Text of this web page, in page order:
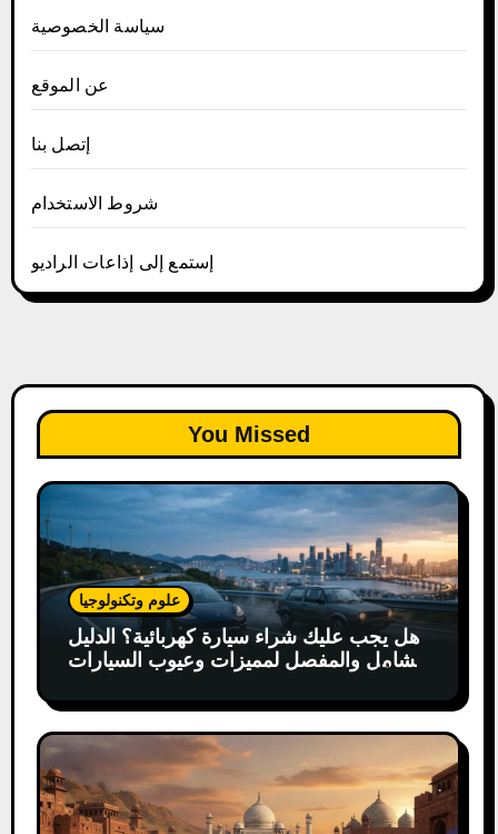
سياسة الخصوصية
عن الموقع
إتصل بنا
شروط الاستخدام
إستمع إلى إذاعات الراديو
You Missed
علوم وتكنولوجيا
هل يجب عليك شراء سيارة كهربائية؟ الدليل
الشامل والمفصل لمميزات وعيوب السيارات